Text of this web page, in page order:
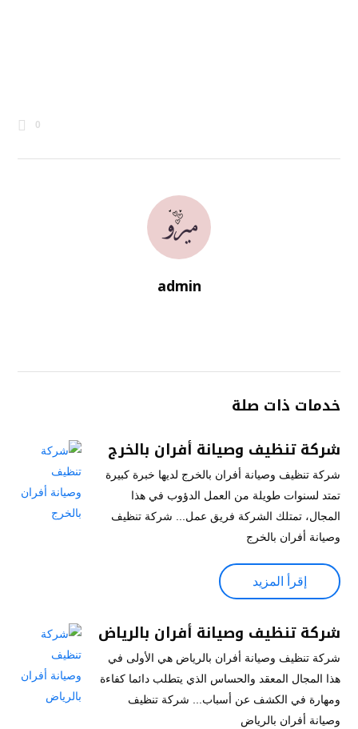
0
admin
خدمات ذات صلة
شركة تنظيف وصيانة أفران بالخرج
شركة تنظيف وصيانة أفران بالخرج لديها خبرة كبيرة
تمتد لسنوات طويلة من العمل الدؤوب في هذا
المجال، تمتلك الشركة فريق عمل... شركة تنظيف
وصيانة أفران بالخرج
إقرأ المزيد
شركة تنظيف وصيانة أفران بالرياض
شركة تنظيف وصيانة أفران بالرياض هي الأولى في
هذا المجال المعقد والحساس الذي يتطلب دائما كفاءة
ومهارة في الكشف عن أسباب... شركة تنظيف
وصيانة أفران بالرياض